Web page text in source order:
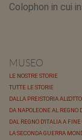
Colophon in cui
MUSEO
LE NOSTRE STORIE
TUTTE LE STORIE
DALLA PREISTORIA
DA NAPOLEONE AL REGNO
DAL REGNO D'ITALIA A FINE
LA SECONDA GUERRA